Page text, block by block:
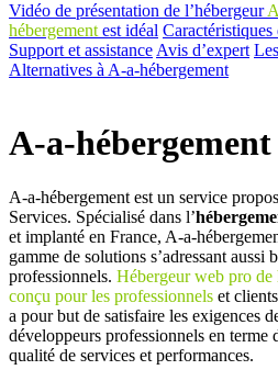
Vidéo de présentation de l’hébergeur
hébergement est idéal Caractéristiques
Support et assistance Avis d’expert
Alternatives à A-a-hébergement
A-a-hébergement
A-a-hébergement est un service
Services. Spécialisé dans l’
et implanté en France, A-a-
gamme de solutions s’adressant aussi
professionnels. Hébergeur web pro de
conçu pour les professionnels et
a pour but de satisfaire les exigences
développeurs professionnels en terme
qualité de services et performances.